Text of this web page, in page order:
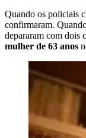
Quando os policiais
confirmaram.
depararam com dois
mulher de 63 anos